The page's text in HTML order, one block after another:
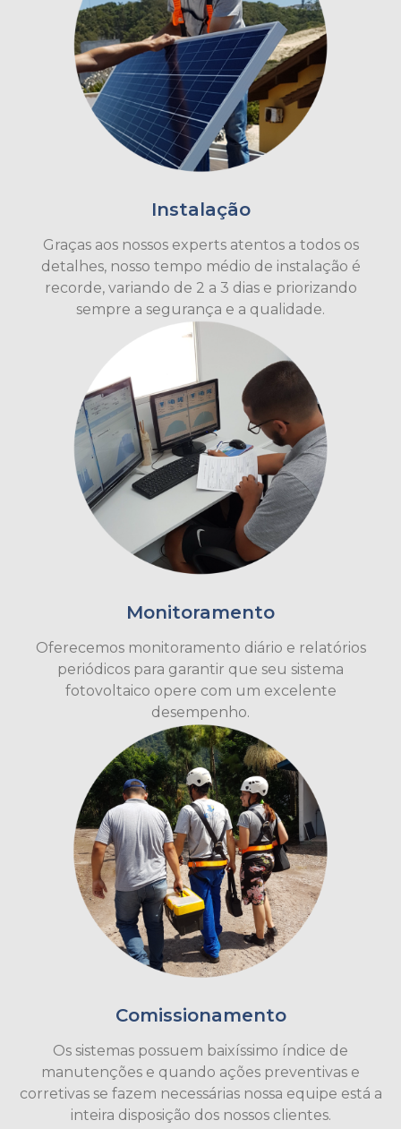
Instalação
Graças aos nossos experts atentos a todos os
detalhes, nosso tempo médio de instalação é
recorde, variando de 2 a 3 dias e priorizando
sempre a segurança e a qualidade.
Monitoramento
Oferecemos monitoramento diário e relatórios
periódicos para garantir que seu sistema
fotovoltaico opere com um excelente
desempenho.
Comissionamento
Os sistemas possuem baixíssimo índice de
manutenções e quando ações preventivas e
corretivas se fazem necessárias nossa equipe está a
inteira disposição dos nossos clientes.